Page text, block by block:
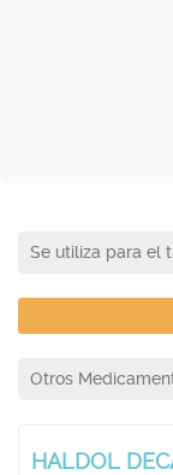
Se utiliza para el
Otros
HALDOL